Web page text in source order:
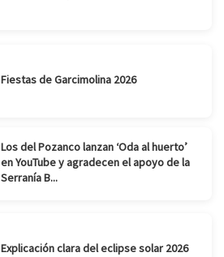
Fiestas de Garcimolina 2026
Los del Pozanco lanzan ‘Oda al huerto’
en YouTube y agradecen el apoyo de la
Serranía B...
Explicación clara del eclipse solar 2026